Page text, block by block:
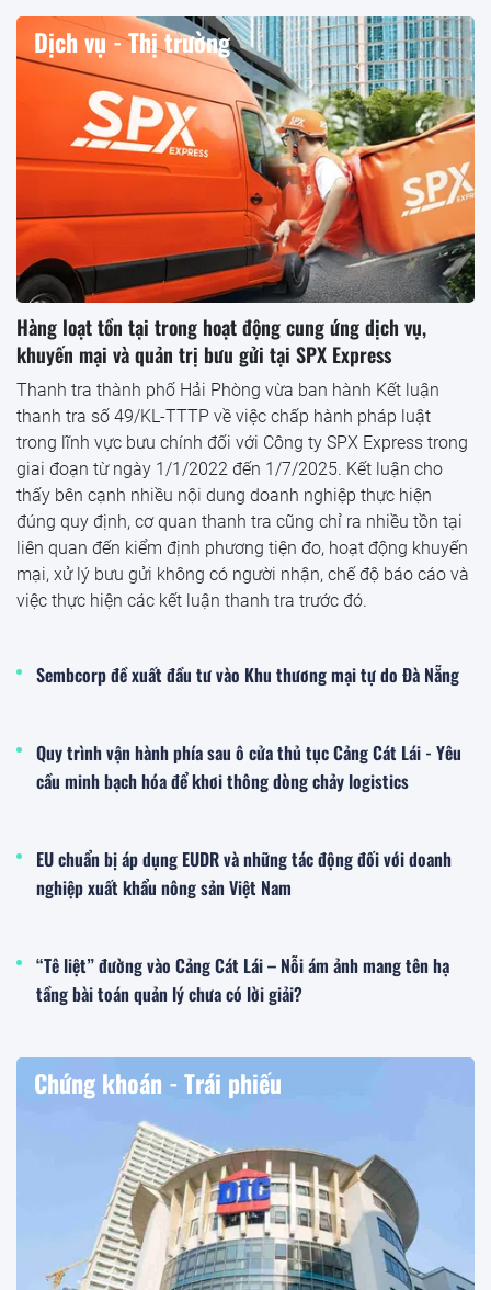
Dịch vụ - Thị trường
Hàng loạt tồn tại trong hoạt động cung ứng dịch vụ,
khuyến mại và quản trị bưu gửi tại SPX Express
Thanh tra thành phố Hải Phòng vừa ban hành Kết luận
thanh tra số 49/KL-TTTP về việc chấp hành pháp luật
trong lĩnh vực bưu chính đối với Công ty SPX Express trong
giai đoạn từ ngày 1/1/2022 đến 1/7/2025. Kết luận cho
thấy bên cạnh nhiều nội dung doanh nghiệp thực hiện
đúng quy định, cơ quan thanh tra cũng chỉ ra nhiều tồn tại
liên quan đến kiểm định phương tiện đo, hoạt động khuyến
mại, xử lý bưu gửi không có người nhận, chế độ báo cáo và
việc thực hiện các kết luận thanh tra trước đó.
Sembcorp đề xuất đầu tư vào Khu thương mại tự do Đà Nẵng
Quy trình vận hành phía sau ô cửa thủ tục Cảng Cát Lái - Yêu
cầu minh bạch hóa để khơi thông dòng chảy logistics
EU chuẩn bị áp dụng EUDR và những tác động đối với doanh
nghiệp xuất khẩu nông sản Việt Nam
“Tê liệt” đường vào Cảng Cát Lái – Nỗi ám ảnh mang tên hạ
tầng bài toán quản lý chưa có lời giải?
Chứng khoán - Trái phiếu